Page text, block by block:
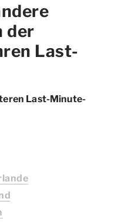
der
Last-
Last-Minute-